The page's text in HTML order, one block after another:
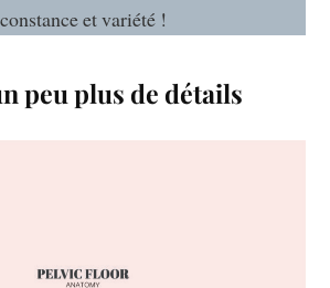
constance et variété !
peu plus de détails